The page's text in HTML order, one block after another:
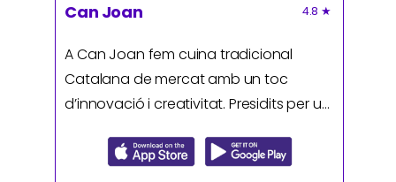
Can Joan 4.8 ★
A Can Joan fem cuina tradicional
Catalana de mercat amb un toc
d’innovació i creativitat. Presidits per un
fer-te gaudir del plaer dels nostres